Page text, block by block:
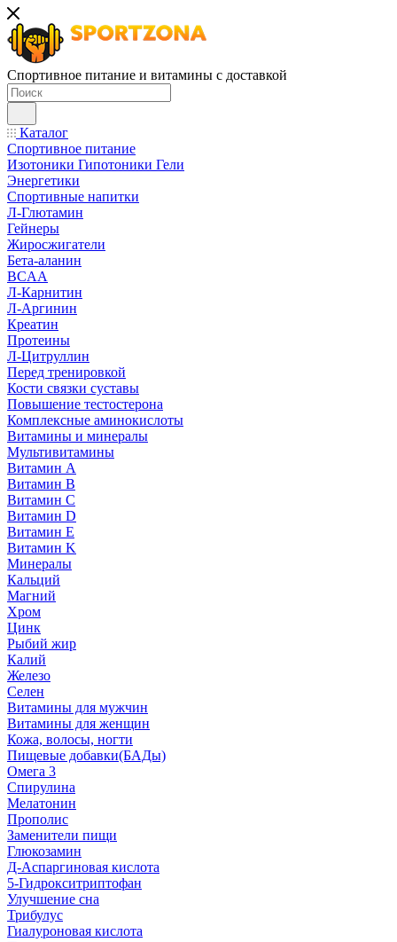
Спортивное питание и витамины с доставкой
Каталог
Спортивное питание
Изотоники Гипотоники Гели
Энергетики
Спортивные напитки
Л-Глютамин
Гейнеры
Жиросжигатели
Бета-аланин
BCAA
Л-Карнитин
Л-Аргинин
Креатин
Протеины
Л-Цитруллин
Перед тренировкой
Кости связки суставы
Повышение тестостерона
Комплексные аминокислоты
Витамины и минералы
Мультивитамины
Витамин A
Витамин B
Витамин C
Витамин D
Витамин E
Витамин K
Минералы
Кальций
Магний
Хром
Цинк
Рыбий жир
Калий
Железо
Селен
Витамины для мужчин
Витамины для женщин
Кожа, волосы, ногти
Пищевые добавки(БАДы)
Омега 3
Спирулина
Мелатонин
Прополис
Заменители пищи
Глюкозамин
Д-Аспаргиновая кислота
5-Гидрокситриптофан
Улучшение сна
Трибулус
Гиалуроновая кислота